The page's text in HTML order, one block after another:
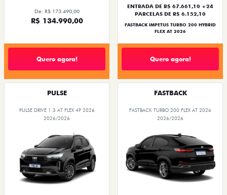
De: R$ 173.490,00
R$ 134.990,00
Quero agora!
ENTRADA DE R$ 67.661,10 +24
PARCELAS DE R$ 6.152,10
FASTBACK IMPETUS TURBO 200 HYBRID
FLEX AT 2026
Quero agora!
PULSE
PULSE DRIVE 1.3 AT FLEX 4P 2026
2026/2026
FASTBACK
FASTBACK TURBO 200 FLEX AT 2026
2026/2026